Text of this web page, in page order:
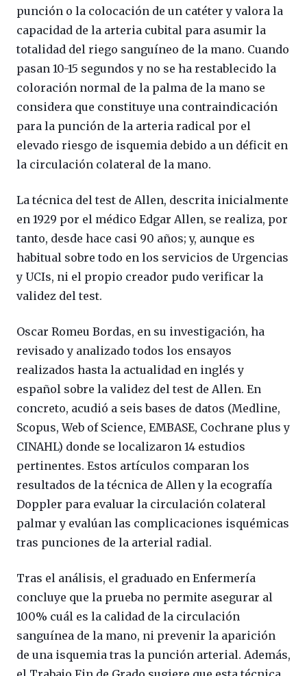
punción o la colocación de un catéter y valora la
capacidad de la arteria cubital para asumir la
totalidad del riego sanguíneo de la mano. Cuando
pasan 10-15 segundos y no se ha restablecido la
coloración normal de la palma de la mano se
considera que constituye una contraindicación
para la punción de la arteria radical por el
elevado riesgo de isquemia debido a un déficit en
la circulación colateral de la mano.
La técnica del test de Allen, descrita inicialmente
en 1929 por el médico Edgar Allen, se realiza, por
tanto, desde hace casi 90 años; y, aunque es
habitual sobre todo en los servicios de Urgencias
y UCIs, ni el propio creador pudo verificar la
validez del test.
Oscar Romeu Bordas, en su investigación, ha
revisado y analizado todos los ensayos
realizados hasta la actualidad en inglés y
español sobre la validez del test de Allen. En
concreto, acudió a seis bases de datos (Medline,
Scopus, Web of Science, EMBASE, Cochrane plus y
CINAHL) donde se localizaron 14 estudios
pertinentes. Estos artículos comparan los
resultados de la técnica de Allen y la ecografía
Doppler para evaluar la circulación colateral
palmar y evalúan las complicaciones isquémicas
tras punciones de la arterial radial.
Tras el análisis, el graduado en Enfermería
concluye que la prueba no permite asegurar al
100% cuál es la calidad de la circulación
sanguínea de la mano, ni prevenir la aparición
de una isquemia tras la punción arterial. Además,